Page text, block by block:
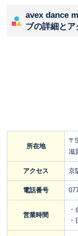
avex dance
ブの詳細とア
所在地
〒
滋
アクセス 京
電話番号
営業時間